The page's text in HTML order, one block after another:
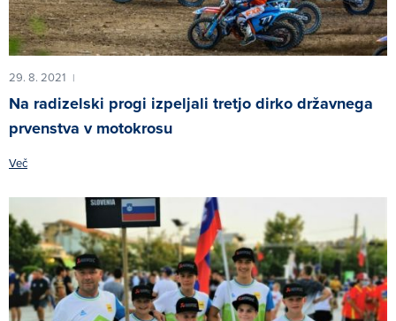
29. 8. 2021 |
Na radizelski progi izpeljali tretjo dirko državnega
prvenstva v motokrosu
Več